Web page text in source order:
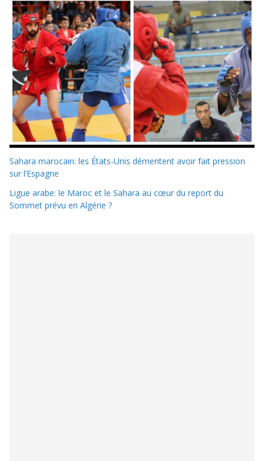
Sahara marocain: les États-Unis démentent avoir fait pression
sur l’Espagne
Ligue arabe: le Maroc et le Sahara au cœur du report du
Sommet prévu en Algérie ?